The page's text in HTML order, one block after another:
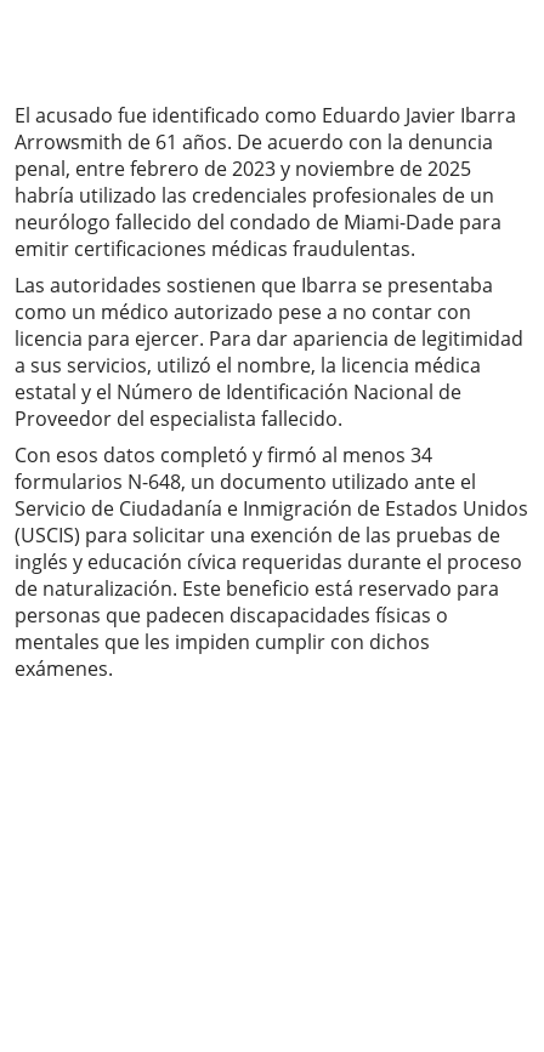
El acusado fue identificado como Eduardo Javier Ibarra
Arrowsmith de 61 años. De acuerdo con la denuncia
penal, entre febrero de 2023 y noviembre de 2025
habría utilizado las credenciales profesionales de un
neurólogo fallecido del condado de Miami-Dade para
emitir certificaciones médicas fraudulentas.
Las autoridades sostienen que Ibarra se presentaba
como un médico autorizado pese a no contar con
licencia para ejercer. Para dar apariencia de legitimidad
a sus servicios, utilizó el nombre, la licencia médica
estatal y el Número de Identificación Nacional de
Proveedor del especialista fallecido.
Con esos datos completó y firmó al menos 34
formularios N-648, un documento utilizado ante el
Servicio de Ciudadanía e Inmigración de Estados Unidos
(USCIS) para solicitar una exención de las pruebas de
inglés y educación cívica requeridas durante el proceso
de naturalización. Este beneficio está reservado para
personas que padecen discapacidades físicas o
mentales que les impiden cumplir con dichos
exámenes.